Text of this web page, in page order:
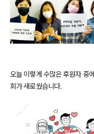
오늘 이렇게 수많은 후원자 중
회가 새로웠습니다.